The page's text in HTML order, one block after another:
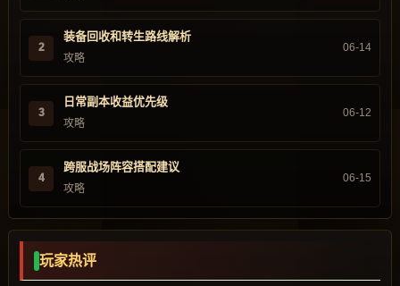
2
装备回收和转生路线解析
攻略
06-14
3
日常副本收益优先级
攻略
06-12
4
跨服战场阵容搭配建议
攻略
06-15
玩家热评